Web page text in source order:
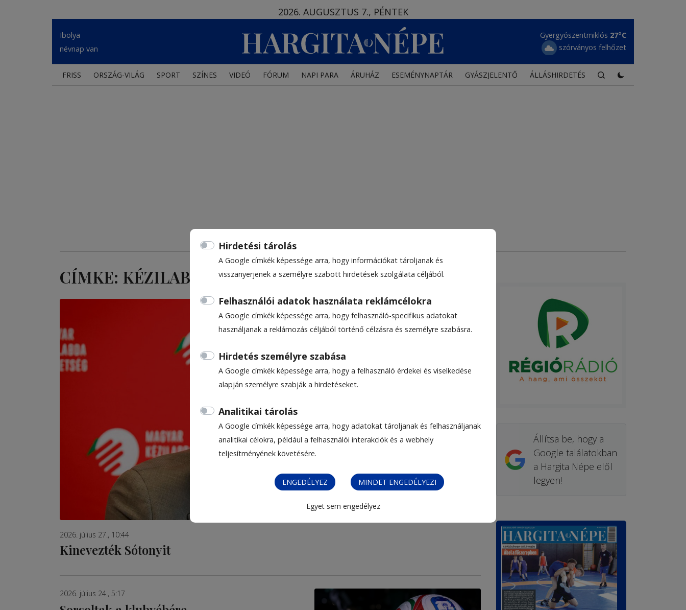
Hirdetési tárolás
A Google címkék képessége arra, hogy információkat tároljanak és
visszanyerjenek a személyre szabott hirdetések szolgálata céljából.
Felhasználói adatok használata reklámcélokra
A Google címkék képessége arra, hogy felhasználó-specifikus adatokat
használjanak a reklámozás céljából történő célzásra és személyre szabásra.
Hirdetés személyre szabása
A Google címkék képessége arra, hogy a felhasználó érdekei és viselkedése
alapján személyre szabják a hirdetéseket.
Analitikai tárolás
A Google címkék képessége arra, hogy adatokat tároljanak és felhasználjanak
analitikai célokra, például a felhasználói interakciók és a webhely
teljesítményének követésére.
ENGEDÉLYEZ MINDET ENGEDÉLYEZI
Egyet sem engedélyez
2026. AUGUSZTUS 7., PÉNTEK
Ibolya
névnap van
Gyergyószentmiklós 27°C
szórványos felhőzet
FRISS ORSZÁG-VILÁG SPORT SZÍNES VIDEÓ FÓRUM NAPI PARA ÁRUHÁZ ESEMÉNYNAPTÁR GYÁSZJELENTŐ ÁLLÁSHIRDETÉS
CÍMKE: KÉZILABDA
2026. július 27., 10:44
Kinevezték Sótonyit
2026. július 24., 5:17
Állítsa be, hogy a
Google találatokban
a Hargita Népe elől
legyen!